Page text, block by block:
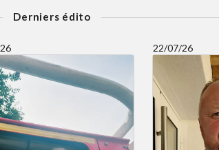
Derniers édito
22/07/26